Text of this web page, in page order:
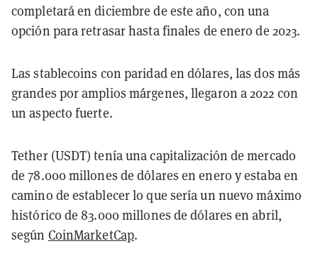
completará en diciembre de este año, con una
opción para retrasar hasta finales de enero de 2023.
Las stablecoins con paridad en dólares, las dos más
grandes por amplios márgenes, llegaron a 2022 con
un aspecto fuerte.
Tether (USDT) tenía una capitalización de mercado
de 78.000 millones de dólares en enero y estaba en
camino de establecer lo que sería un nuevo máximo
histórico de 83.000 millones de dólares en abril,
según CoinMarketCap.